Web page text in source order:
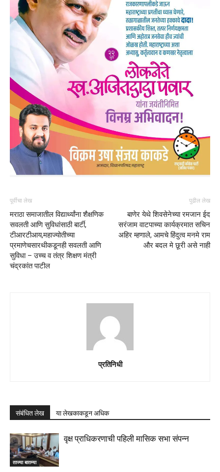
पूर्वीचा लेख
मराठा समाजातील विद्यार्थ्यांना शैक्षणिक
सवलती आणि सुविधांसाठी बार्टी,
टीआरटीआय,महाज्योतीच्या
प्रमाणेचसारथीकडूनही सवलती आणि
सुविधा – उच्च व तंत्र शिक्षण मंत्री
चंद्रकांत पाटील
पुढील लेख
बाणेर येथे शिवसेनेच्या रमजान ईद
सरंजाम वाटपाच्या कार्यक्रमात सचिन
अहिर म्हणाले, आमचे हिंदुत्व मनमे राम
और बदल मे छूरी असे नाही
प्रतिनिधी
संबंधित लेख या लेखकाकडून अधिक
ताज्या बातम्या
वृक्ष प्राधिकरणाची पहिली मासिक सभा संपन्न